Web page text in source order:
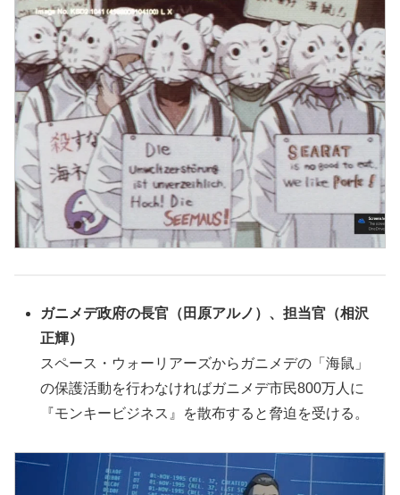
ガニメデ政府の長官（田原アルノ）、担当官（相沢
正輝）
スペース・ウォーリアーズからガニメデの「海鼠」
の保護活動を行わなければガニメデ市民800万人に
『モンキービジネス』を散布すると脅迫を受ける。